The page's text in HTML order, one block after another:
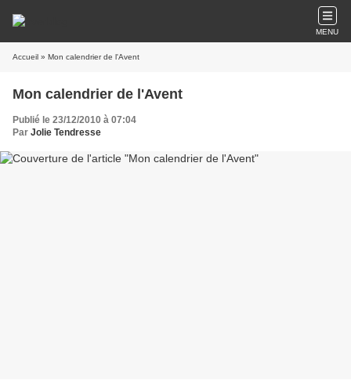
MENU
Accueil » Mon calendrier de l'Avent
Mon calendrier de l'Avent
Publié le 23/12/2010 à 07:04
Par Jolie Tendresse